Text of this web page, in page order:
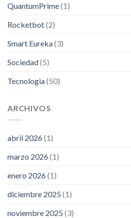
QuantumPrime(1)
Rocketbot(2)
Smart Eureka(3)
Sociedad(5)
Tecnologia(50)
ARCHIVOS
abril 2026(1)
marzo 2026(1)
enero 2026(1)
diciembre 2025 (1)
noviembre 2025 (3)